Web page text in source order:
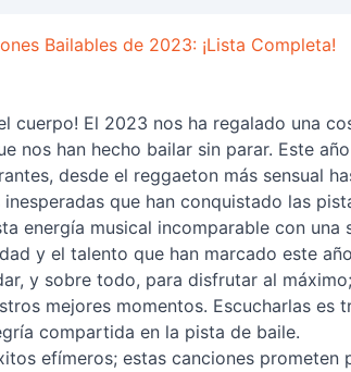
Bailables de 2023: ¡Lista Completa!
cuerpo! El 2023 nos ha regalado una
nos han hecho bailar sin parar. Este
desde el reggaeton más sensual
que han conquistado las
energía musical incomparable con una
y el talento que han marcado este
y sobre todo, para disfrutar al
mejores momentos. Escucharlas es
compartida en la pista de baile.
efímeros; estas canciones prometen